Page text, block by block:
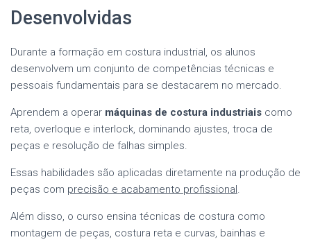
Desenvolvidas
Durante a formação em costura industrial, os alunos
desenvolvem um conjunto de competências técnicas e
pessoais fundamentais para se destacarem no mercado.
Aprendem a operar máquinas de costura industriais como
reta, overloque e interlock, dominando ajustes, troca de
peças e resolução de falhas simples.
Essas habilidades são aplicadas diretamente na produção de
peças com precisão e acabamento profissional.
Além disso, o curso ensina técnicas de costura como
montagem de peças, costura reta e curvas, bainhas e